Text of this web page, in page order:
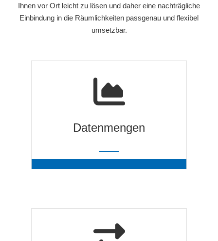
Ihnen vor Ort leicht zu lösen und daher eine nachträgliche
Einbindung in die Räumlichkeiten passgenau und flexibel
umsetzbar.
Datenmengen
Mit dieser Funktechnik lassen sich auch